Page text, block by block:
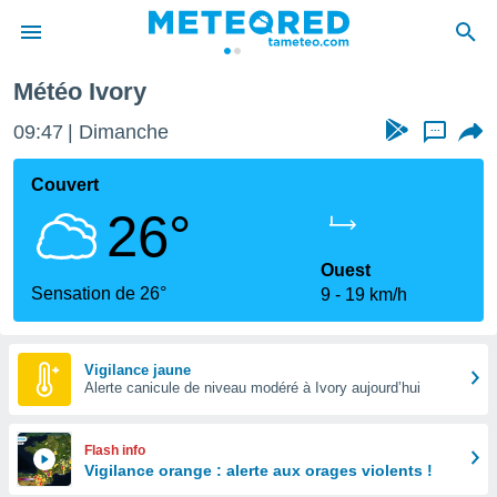
de
Météo Ivory
09:47 Dimanche ...
Couvert
26°
Sensation de 26°
Ouest
9
19 km/h
Vigilance jaune
Alerte canicule de niveau modéré à Ivory aujourd’hui
Flash info
Vigilance orange : alerte aux orages violents !